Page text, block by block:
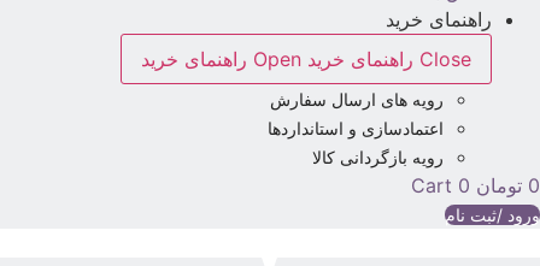
راهنمای خرید
Close راهنمای خرید
Open راهنمای خرید
رویه های ارسال سفارش
اعتمادسازی و استانداردها
رویه بازگردانی کالا
0 تومان 0
Cart
ورود /ثبت نام